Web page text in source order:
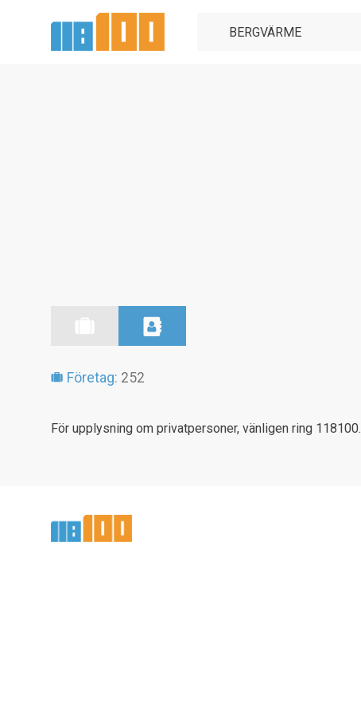
Företag: 252
För upplysning om privatpersoner, vänligen ring 118100.